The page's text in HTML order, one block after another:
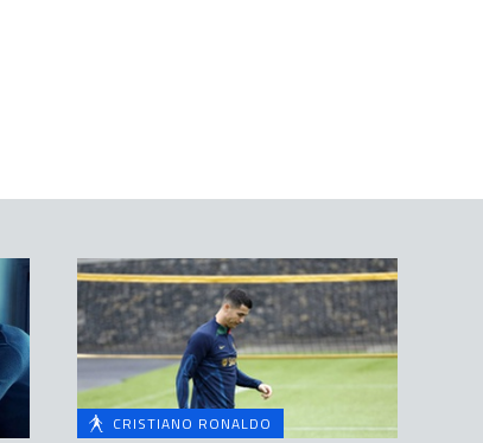
CRISTIANO RONALDO